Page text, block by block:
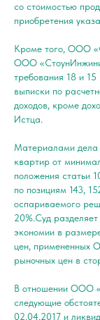
со стоимостью
приобретения
Кроме того, ООО
ООО
требования 18 и 15
выписки по
доходов, кроме
Истца.
Материалами дела
квартир от
положения статьи
по позициям 143,
оспариваемого
20%.Суд
экономии в
цен, примененных
рыночных цен в
В отношении ООО
следующие
02.04.2017 и